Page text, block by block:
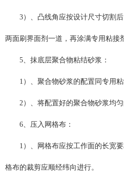
3）、凸线角应按设计尺寸切割
两面刷界面剂一道，再涂满专用粘接
5、抹底层聚合物粘结砂浆 ：
1）、聚合物砂浆的配置同专用粘
2）、将配置好的聚合物砂浆均
6、压入网格布：
1）、网格布应按工作面的长宽
格布的裁剪应顺经纬向进行。